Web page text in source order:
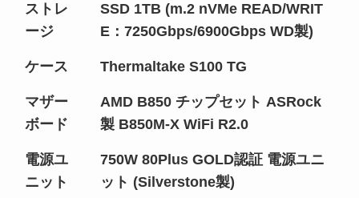
ストレ
ージ
SSD 1TB (m.2 nVMe READ/WRIT
E：7250Gbps/6900Gbps WD製)
ケース Thermaltake S100 TG
マザー
ボード
AMD B850 チップセット ASRock
製 B850M-X WiFi R2.0
電源ユ
ニット
750W 80Plus GOLD認証 電源ユニ
ット (Silverstone製)